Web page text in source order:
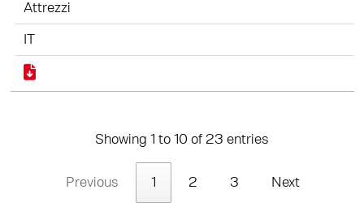
Attrezzi
IT
Showing 1 to 10 of 23 entries
Previous 1 2 3 Next